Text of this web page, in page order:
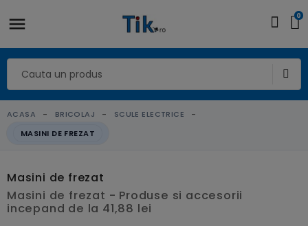
0
ACASA BRICOLAJ
SCULE ELECTRICE
MASINI DE FREZAT
Masini de frezat
Masini de frezat - Produse si accesorii
incepand de la 41,88 lei